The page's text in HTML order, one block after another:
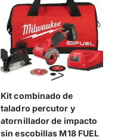
Kit combinado de
taladro percutor y
atornillador de impacto
sin escobillas M18 FUEL